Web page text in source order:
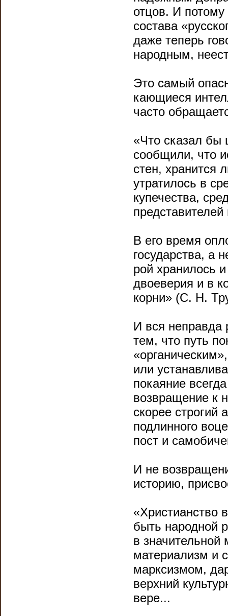
отцов. И потому
состава
даже теперь
народным,
Это самый
кающиеся
часто
«Что сказал бы
сообщили, что
стен, хранится
утратилось в
купечества,
В его время
государства, а
рой хранилось
двоеверия и в
корни» (С. Н.
И вся неправда
тем, что путь
или
покаяние
возвращение к
скорее строгий
подлинного
пост и
И не
историю,
«Христианство
быть народной
в значительной
материализм и
марксизмом,
верхний
вере...